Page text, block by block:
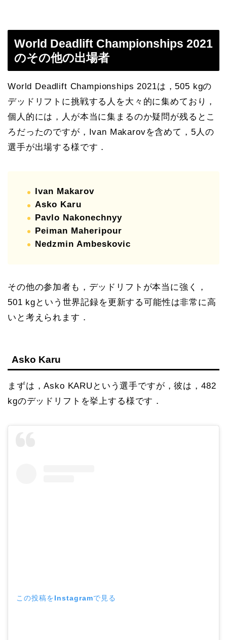
World Deadlift Championships 2021
のその他の出場者
World Deadlift Championships 2021は，505 kgの
デッドリフトに挑戦する人を大々的に集めており，
個人的には，人が本当に集まるのか疑問が残るとこ
ろだったのですが，Ivan Makarovを含めて，5人の
選手が出場する様です．
Ivan Makarov
Asko Karu
Pavlo Nakonechnyy
Peiman Maheripour
Nedzmin Ambeskovic
その他の参加者も，デッドリフトが本当に強く，
501 kgという世界記録を更新する可能性は非常に高
いと考えられます．
Asko Karu
まずは，Asko KARUという選手ですが，彼は，482
kgのデッドリフトを挙上する様です．
この投稿をInstagramで見る